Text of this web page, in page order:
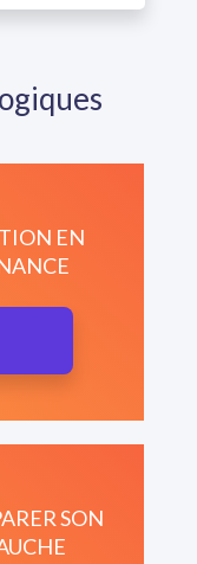
EN
SON